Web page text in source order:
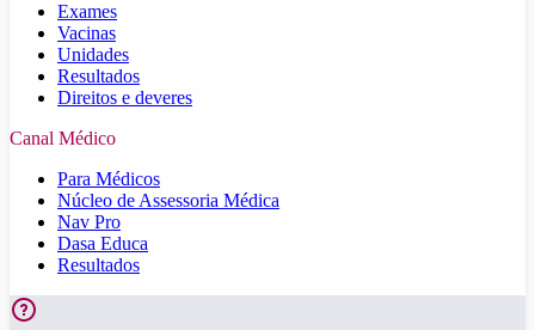
Exames
Vacinas
Unidades
Resultados
Direitos e deveres
Canal Médico
Para Médicos
Núcleo de Assessoria Médica
Nav Pro
Dasa Educa
Resultados